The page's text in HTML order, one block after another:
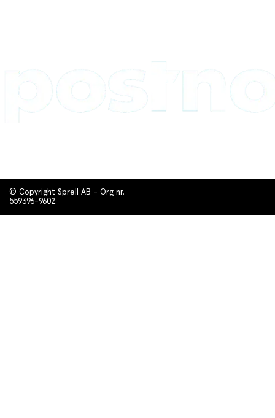
© Copyright Sprell AB - Org nr.
559396-9602.